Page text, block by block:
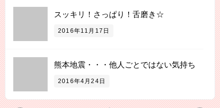
スッキリ！さっぱり！舌磨き☆
2016年11月17日
熊本地震・・・他人ごとではない気持ち
2016年4月24日